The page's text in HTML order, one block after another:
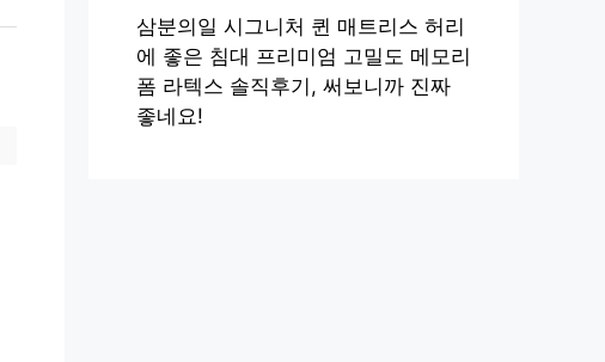
삼분의일 시그니처 퀸 매트리스 허리
에 좋은 침대 프리미엄 고밀도 메모리
폼 라텍스 솔직후기, 써보니까 진짜
좋네요!